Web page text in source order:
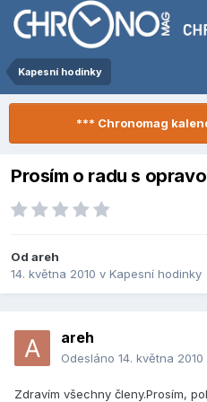
Kapesní hodinky
*** Chronomag
Prosím o radu s
Od areh
14. května 2010 v Kapesní hodinky
areh
Odesláno 14. května 2010
Zdravím všechny členy.Prosím,